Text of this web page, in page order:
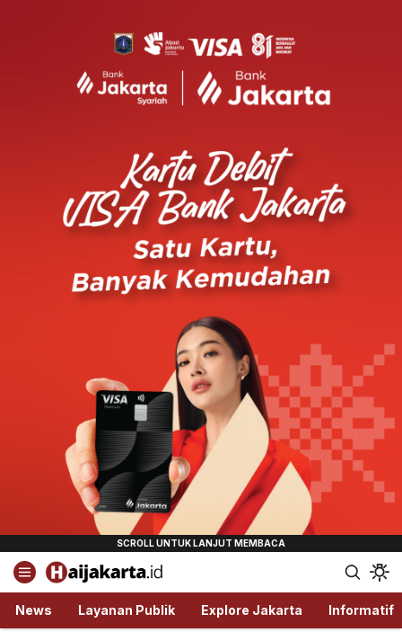
Haijakarta.id
Semua Tentang Jakarta Ada Disini!
News Layanan Publik Explore Jakarta Informatif